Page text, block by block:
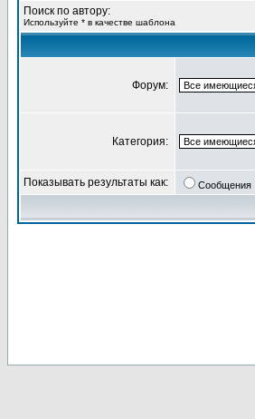
Поиск по автору:
Используйте * в качестве шаблона
Форум:
Категория:
Показывать результаты как: Сообщения